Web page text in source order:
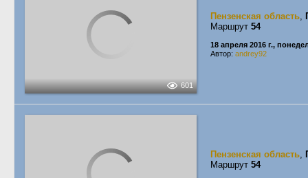
601
Пензенская область,
Маршрут 54
18 апреля 2016 г.,
Автор: andrey92
Пензенская область,
Маршрут 54